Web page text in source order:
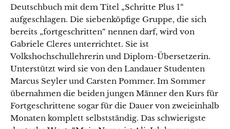
Deutschbuch mit dem Titel „Schritte Plus 1“
aufgeschlagen. Die siebenköpfige Gruppe, die sich
bereits „fortgeschritten“ nennen darf, wird von
Gabriele Cleres unterrichtet. Sie ist
Volkshochschullehrerin und Diplom-Übersetzerin.
Unterstützt wird sie von den Landauer Studenten
Marcus Seyler und Carsten Pommer. Im Sommer
übernahmen die beiden jungen Männer den Kurs für
Fortgeschrittene sogar für die Dauer von zweieinhalb
Monaten komplett selbstständig. Das schwierigste